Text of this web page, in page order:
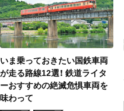
いま乗っておきたい国鉄車両
が走る路線12選！ 鉄道ライタ
ーおすすめの絶滅危惧車両を
味わって